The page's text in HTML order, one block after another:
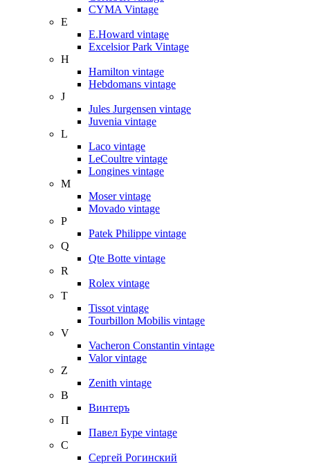
CYMA Vintage
E
E.Howard vintage
Excelsior Park Vintage
H
Hamilton vintage
Hebdomans vintage
J
Jules Jurgensen vintage
Juvenia vintage
L
Laco vintage
LeCoultre vintage
Longines vintage
M
Moser vintage
Movado vintage
P
Patek Philippe vintage
Q
Qte Botte vintage
R
Rolex vintage
T
Tissot vintage
Tourbillon Mobilis vintage
V
Vacheron Constantin vintage
Valor vintage
Z
Zenith vintage
В
Винтеръ
П
Павел Буре vintage
С
Сергей Рогинский